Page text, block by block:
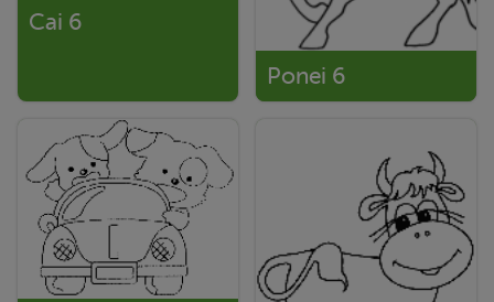
Cai 6
Ponei 6